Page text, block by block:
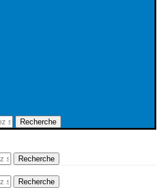
Recherche
Recherche
Recherche